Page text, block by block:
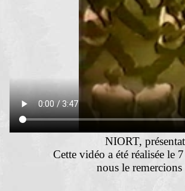
NIORT,
Cette vidéo a été réalisée le
nous le